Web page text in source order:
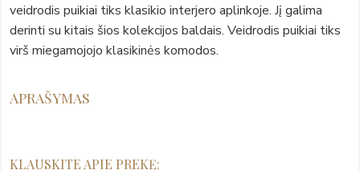
veidrodis puikiai tiks klasikio interjero aplinkoje. Jį galima
derinti su kitais šios kolekcijos baldais. Veidrodis puikiai tiks
virš miegamojojo klasikinės komodos.
APRAŠYMAS
KLAUSKITE APIE PREKĘ: